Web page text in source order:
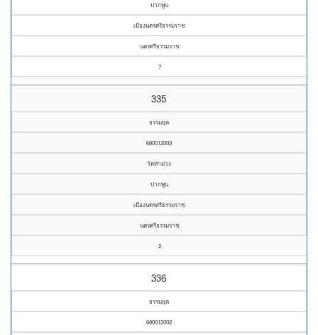
ปากพูน
เมืองนครศรีธรรมราช
นครศรีธรรมราช
7
335
ธรรมยุต
680012003
วัดท่าม่วง
ปากพูน
เมืองนครศรีธรรมราช
นครศรีธรรมราช
2
336
ธรรมยุต
680012002